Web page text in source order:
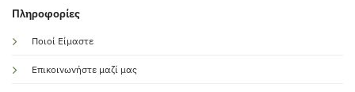
Πληροφορίες
Ποιοί Είμαστε
Επικοινωνήστε μαζί μας